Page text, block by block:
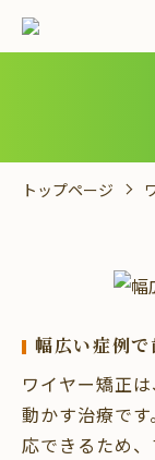
トップページ
幅広い症例で
ワイヤー矯正
動かす治療で
応できるため